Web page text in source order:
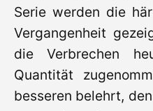
Serie werden die
Vergangenheit
die Verbrechen
Quantität
besseren belehrt,